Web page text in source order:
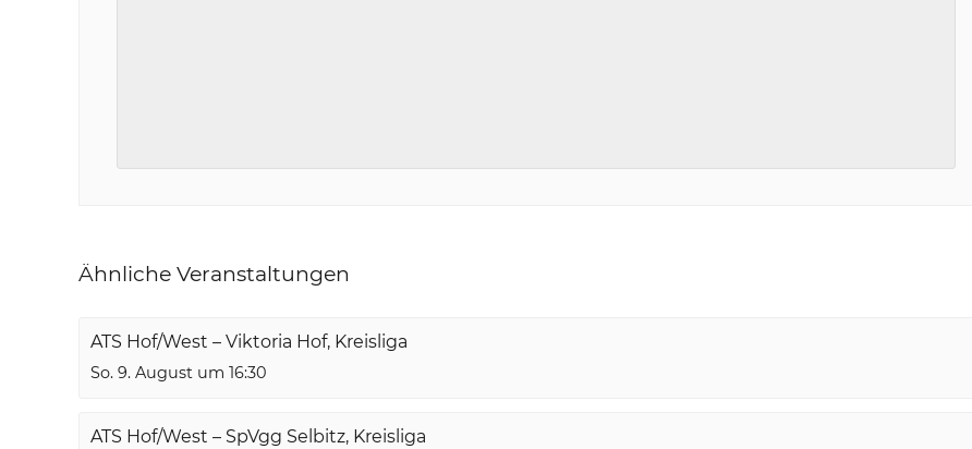
Ähnliche Veranstaltungen
ATS Hof/West – Viktoria Hof, Kreisliga
So. 9. August um 16:30
ATS Hof/West – SpVgg Selbitz, Kreisliga